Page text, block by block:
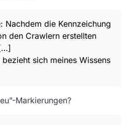
Nachdem die Kennzeichung
den Crawlern erstellten
sich meines Wissens
Markierungen?